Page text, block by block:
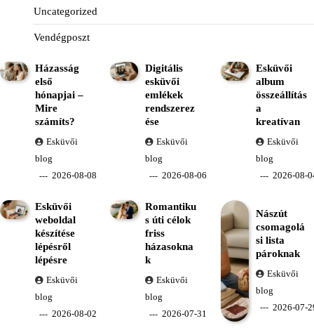
Uncategorized
Vendégposzt
Házasság
első
hónapjai –
Mire
számíts?
Esküvői
blog
2026-08-08
Digitális
esküvői
emlékek
rendszerez
ése
Esküvői
blog
2026-08-06
Esküvői
album
összeállítás
a
kreatívan
Esküvői
blog
2026-08-
Esküvői
weboldal
készítése
lépésről
lépésre
Esküvői
blog
2026-08-02
Romantiku
s úti célok
friss
házasokna
k
Esküvői
blog
2026-07-31
Nászút
csomagolá
si lista
pároknak
Esküvői
blog
2026-07-